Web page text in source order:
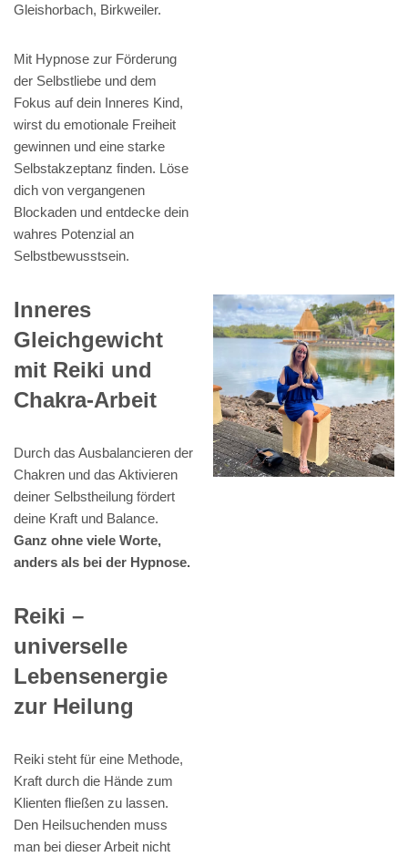
Gleishorbach, Birkweiler.
Mit Hypnose zur Förderung
der Selbstliebe und dem
Fokus auf dein Inneres Kind,
wirst du emotionale Freiheit
gewinnen und eine starke
Selbstakzeptanz finden. Löse
dich von vergangenen
Blockaden und entdecke dein
wahres Potenzial an
Selbstbewusstsein.
Inneres
Gleichgewicht
mit Reiki und
Chakra-Arbeit
Durch das Ausbalancieren der
Chakren und das Aktivieren
deiner Selbstheilung fördert
deine Kraft und Balance.
Ganz ohne viele Worte,
anders als bei der Hypnose.
Reiki –
universelle
Lebensenergie
zur Heilung
Reiki steht für eine Methode,
Kraft durch die Hände zum
Klienten fließen zu lassen.
Den Heilsuchenden muss
man bei dieser Arbeit nicht